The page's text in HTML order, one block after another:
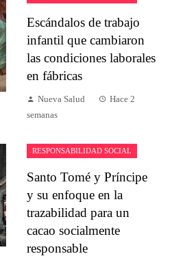
Escándalos de trabajo
infantil que cambiaron
las condiciones laborales
en fábricas
Nueva Salud
Hace 2
semanas
RESPONSABILIDAD SOCIAL
Santo Tomé y Príncipe
y su enfoque en la
trazabilidad para un
cacao socialmente
responsable